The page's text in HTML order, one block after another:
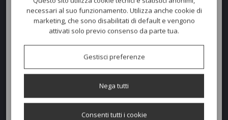
Linee curve che si intersecano e si bilanciano a vicenda in una sdraio
che è un inno al comfort e alla distensione. Innumerevoli le
combinazioni di colori e finiture possibili in una seduta che offre
Richiudibile.
texplast nero
texplast ecru
necessari al suo funzionamento. Utilizza anche cookie di
marketing, che sono disabilitati di default e vengono
attivati solo previo consenso da parte tua.
Gestisci preferenze
Nega tutti
Consenti tutti i cookie